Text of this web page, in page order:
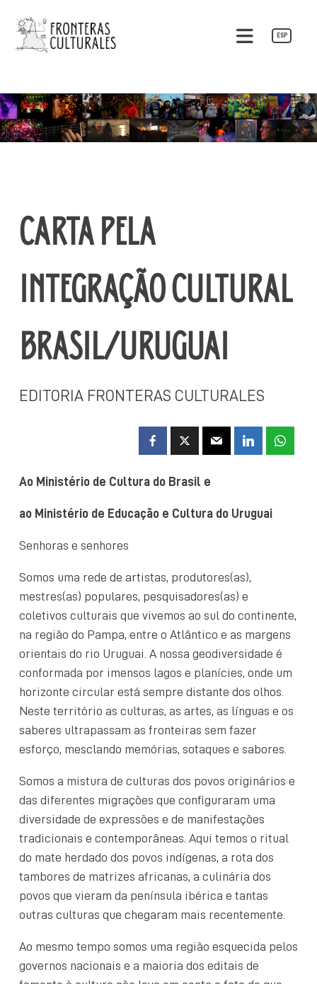
para
Fronteras Culturales
ESP
CARTA PELA
INTEGRAÇÃO CULTURAL
BRASIL/URUGUAI
EDITORIA FRONTERAS CULTURALES
Ao Ministério de Cultura do Brasil e
ao Ministério de Educação e Cultura do Uruguai
Senhoras e senhores
Somos uma rede de artistas, produtores(as),
mestres(as) populares, pesquisadores(as) e
coletivos culturais que vivemos ao sul do continente,
na região do Pampa, entre o Atlântico e as margens
orientais do rio Uruguai. A nossa geodiversidade é
conformada por imensos lagos e planícies, onde um
horizonte circular está sempre distante dos olhos.
Neste território as culturas, as artes, as línguas e os
saberes ultrapassam as fronteiras sem fazer
esforço, mesclando memórias, sotaques e sabores.
Somos a mistura de culturas dos povos originários e
das diferentes migrações que configuraram uma
diversidade de expressões e de manifestações
tradicionais e contemporâneas. Aqui temos o ritual
do mate herdado dos povos indígenas, a rota dos
tambores de matrizes africanas, a culinária dos
povos que vieram da península ibérica e tantas
outras culturas que chegaram mais recentemente.
Ao mesmo tempo somos uma região esquecida pelos
governos nacionais e a maioria dos editais de